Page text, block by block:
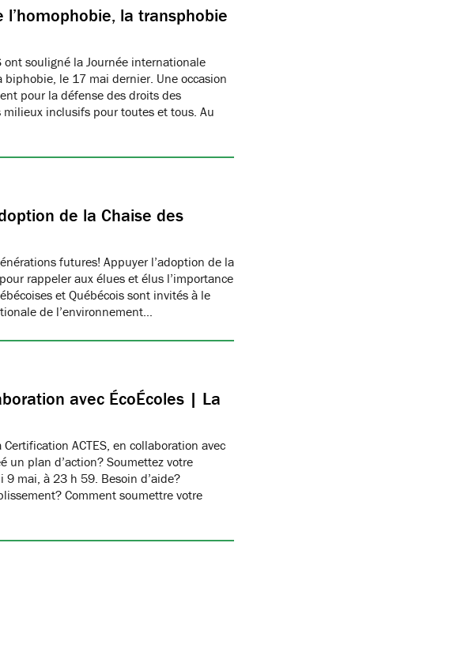
la transphobie
ont souligné la Journée internationale
le 17 mai dernier. Une occasion
pour la défense des droits des
milieux inclusifs pour toutes et tous. Au
de la Chaise des
futures! Appuyer l’adoption de la
rappeler aux élues et élus l’importance
et Québécois sont invités à le
de l’environnement…
avec ÉcoÉcoles | La
ACTES, en collaboration avec
un plan d’action? Soumettez votre
mai, à 23 h 59. Besoin d’aide?
Comment soumettre votre